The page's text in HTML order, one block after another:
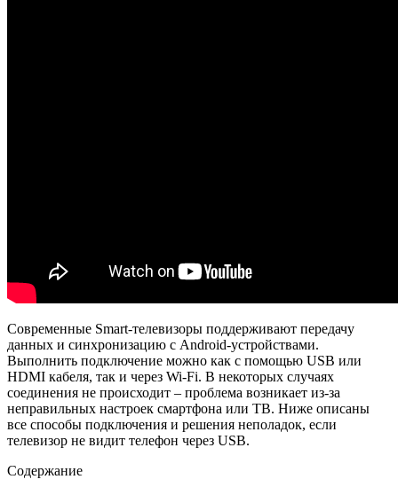
Современные Smart-телевизоры поддерживают передачу
данных и синхронизацию с Android-устройствами.
Выполнить подключение можно как с помощью USB или
HDMI кабеля, так и через Wi-Fi. В некоторых случаях
соединения не происходит – проблема возникает из-за
неправильных настроек смартфона или ТВ. Ниже описаны
все способы подключения и решения неполадок, если
телевизор не видит телефон через USB.
Содержание